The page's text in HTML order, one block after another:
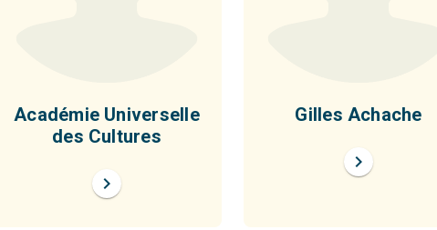
Académie Universelle
des Cultures
chevron_right
Gilles Achache
chevron_right